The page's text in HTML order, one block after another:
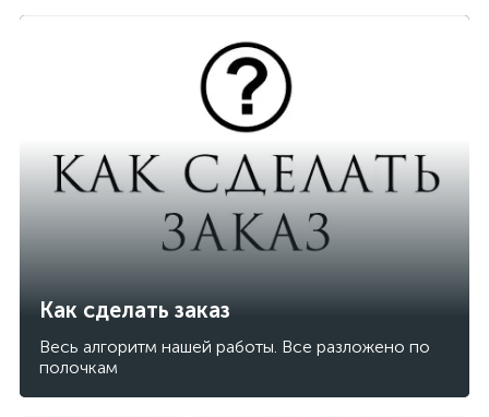
Как сделать заказ
Весь алгоритм нашей работы. Все разложено по
полочкам